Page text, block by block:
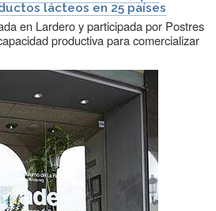
lácteos en 25 países
en Lardero y participada por Postres
productiva para comercializar